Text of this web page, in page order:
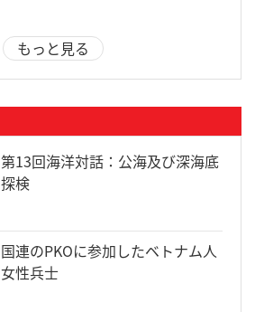
もっと見る
第13回海洋対話：公海及び深海底
探検
国連のPKOに参加したベトナム人
女性兵士